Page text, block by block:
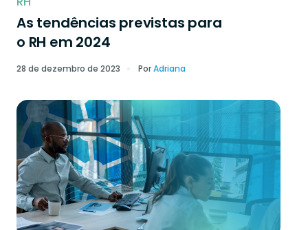
As tendências previstas para
o RH em 2024
28 de dezembro de 2023 PorAdriana